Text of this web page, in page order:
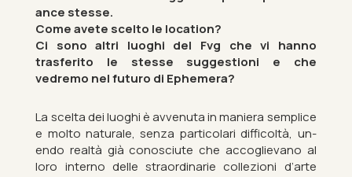
ance stesse.
Come avete scelto le loc­a­tion?
Ci sono altri luoghi del Fvg che vi hanno
trasferito le stesse sug­ges­tioni e che
vedremo nel fu­turo di Eph­em­era?
La scelta dei luoghi è avven­uta in mani­era sem­plice
e molto nat­urale, senza par­ti­c­ol­ari dif­ficoltà, un­
endo realtà già con­os­ciute che ac­cogliev­ano al
loro in­terno delle straordin­arie collezioni d’arte